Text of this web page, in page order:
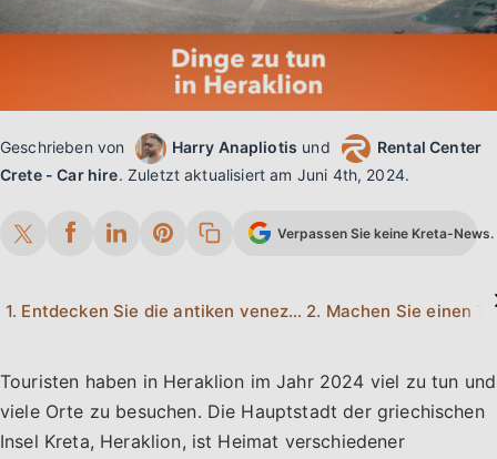
Geschrieben von Harry Anapliotis und
Rental Center
Crete - Car hire. Zuletzt aktualisiert am Juni 4th, 2024.
Verpassen Sie keine Kreta-
1. Entdecken Sie die antiken venezianischen Mauern
Touristen haben in Heraklion im Jahr 2024 viel zu tun und
viele Orte zu besuchen. Die Hauptstadt der griechischen
Insel Kreta, Heraklion, ist Heimat verschiedener